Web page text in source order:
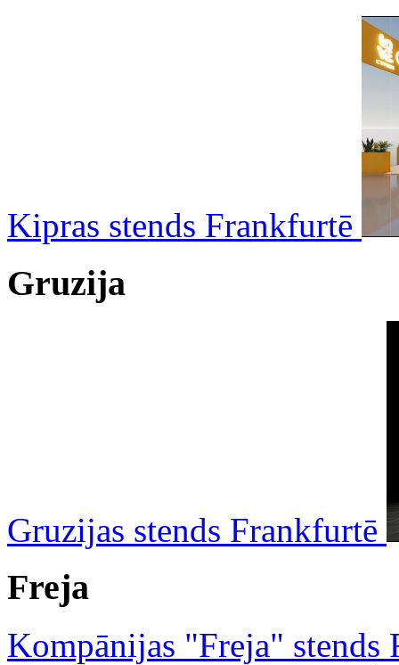
Kipras stends Frankfurtē
Gruzija
Gruzijas stends Frankfurtē
Freja
Kompānijas "Freja" stends